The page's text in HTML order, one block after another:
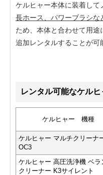
ケルヒャー本体に装着して
長ホース、パワーブラシな
ため、本体と合わせて用
追加レンタルすることが可
レンタル可能なケル
ケルヒャー 機種
ケルヒャー マルチクリーナ
OC3
ケルヒャー 高圧洗浄機 ベラ
クリーナー K3サイレント